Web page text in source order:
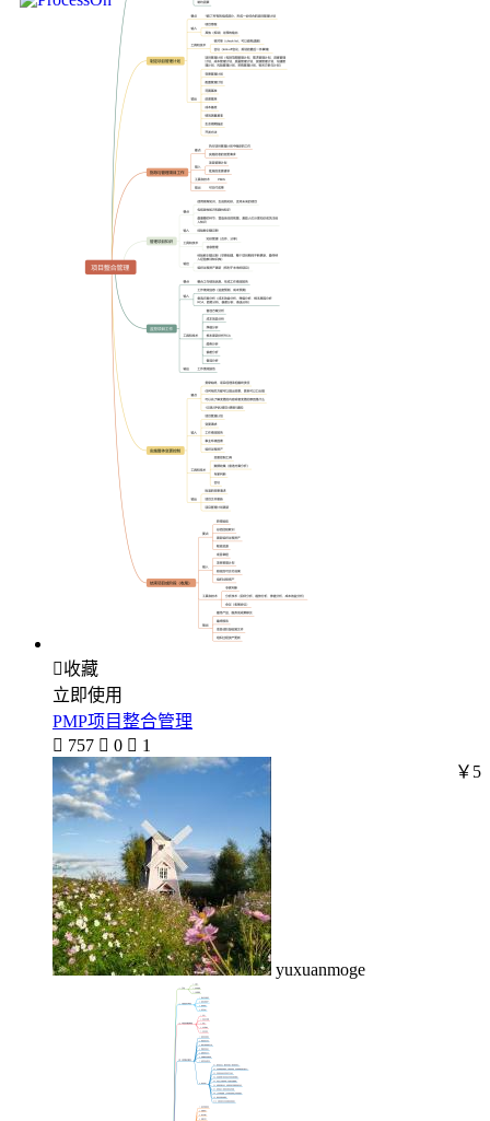
收藏
立即使用
PMP项目整合管理
 757  0  1
yuxuanmoge
￥5